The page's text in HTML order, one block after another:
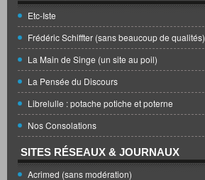
Etc-Iste
Frédéric Schiffter (sans beaucoup de qualités)
La Main de Singe (un site au poil)
La Pensée du Discours
Librelulle : potache potiche et poterne
Nos Consolations
SITES RÉSEAUX & JOURNAUX
Acrimed (sans modération)